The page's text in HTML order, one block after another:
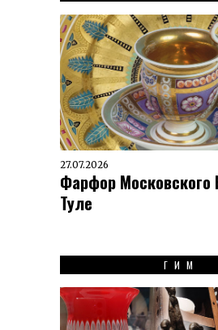
27.07.2026
Фарфор Московского
Туле
ГИМ